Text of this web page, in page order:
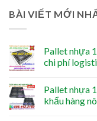
BÀI VIẾT MỚI
Pallet nhựa
chi phí
Pallet nhựa
khẩu hàng